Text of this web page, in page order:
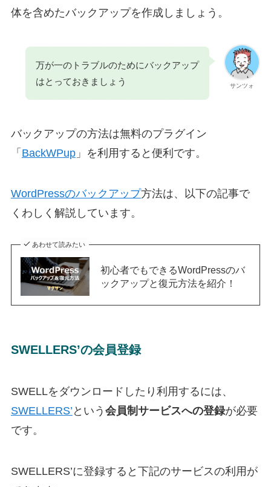
体を含めたバックアップを作成しましょう。
サンツォ
万が一のトラブルのためにバックアップ
はとっておきましょう
バックアップの方法は無料のプラグイン
「 BackWPup」を利用すると便利です。
WordPressのバックアップ方法は、以下の記事で
くわしく解説しています。
あわせて読みたい
初心者でもできるWordPressのバ
ックアップと復元方法を紹介！
SWELLERS’の会員登録
SWELLをダウンロードしたり利用するには、
SWELLERS’ という 会員制サービスへの登録が必要
です。
SWELLERS’に登録すると下記のサービスの利用が